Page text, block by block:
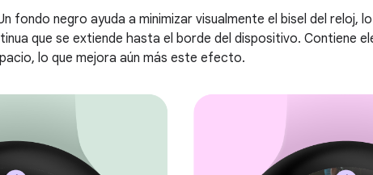
fondo negro ayuda a minimizar visualmente el bisel del reloj,
que se extiende hasta el borde del dispositivo. Contiene
lo que mejora aún más este efecto.